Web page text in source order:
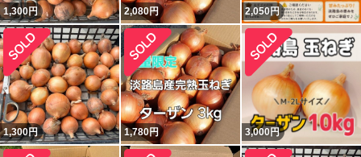
1,300円 2,080円 2,050円
1,300円 1,780円 3,000円